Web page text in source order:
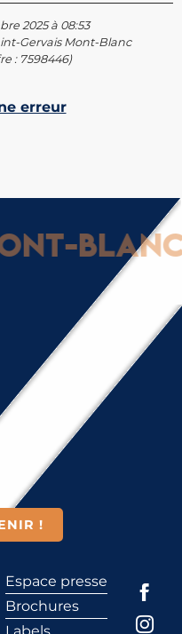
2025 à 08:53
Gervais Mont-Blanc
: 7598446)
erreur
Blanc :
!
Espace presse
Brochures